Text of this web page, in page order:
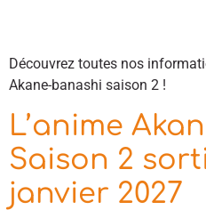
Découvrez toutes nos
Akane-banashi saison 2 !
L’anime
Saison 2
janvier 2027